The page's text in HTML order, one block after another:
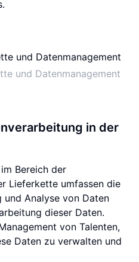
und Datenmanagement
in der
Bereich der
Lieferkette umfassen die
und Analyse von Daten
dieser Daten.
von Talenten,
Daten zu verwalten und